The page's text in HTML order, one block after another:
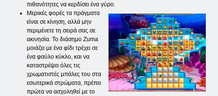
πιθανότητες να κερδίσει ένα γύρο.
Μερικές φορές τα πράγματα
είναι σε κίνηση, αλλά μην
περιμένετε τη σειρά σας σε
ακινησία. Το διάσημο Zuma
μοιάζει με ένα φίδι τρέχει σε
ένα φαύλο κύκλο, και να
καταστρέψει όλες τις
χρωματιστές μπάλες του στα
εσωτερικά στρώματα, πρέπει
πρώτα να ασχοληθεί με το